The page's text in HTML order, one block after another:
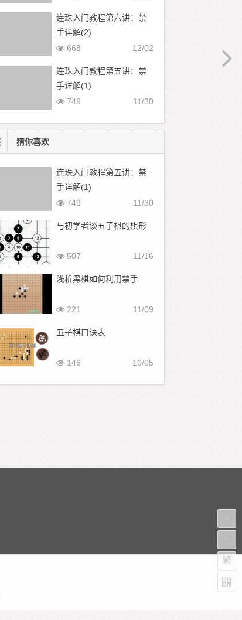
连珠入门教程第六讲：禁
手详解(2)
12/02
668
连珠入门教程第五讲：禁
手详解(1)
11/30
749
猜你喜欢
连珠入门教程第五讲：禁
手详解(1)
11/30
749
与初学者谈五子棋的棋形
11/16
507
浅析黑棋如何利用禁手
11/09
221
五子棋口诀表
10/05
146
繁